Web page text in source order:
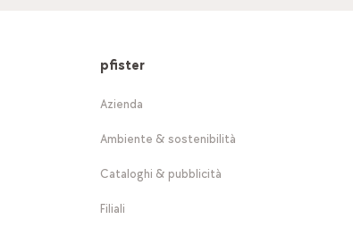
pfister
Azienda
Ambiente & sostenibilità
Cataloghi & pubblicità
Filiali